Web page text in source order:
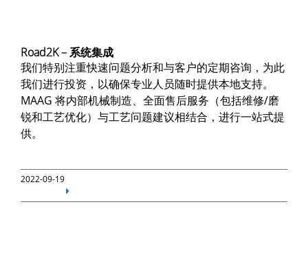
Road2K – 系统集成
我们特别注重快速问题分析和与客户的定期咨询，为此
我们进行投资，以确保专业人员随时提供本地支持。
MAAG 将内部机械制造、全面售后服务（包括维修/磨
锐和工艺优化）与工艺问题建议相结合，进行一站式提
供。
2022-09-19